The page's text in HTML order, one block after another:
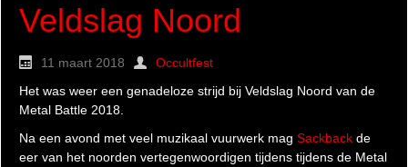
Veldslag Noord
11 maart 2018
Occultfest
Het was weer een genadeloze strijd bij Veldslag Noord van de
Metal Battle 2018.
Na een avond met veel muzikaal vuurwerk mag Sackback de
eer van het noorden vertegenwoordigen tijdens tijdens de Metal